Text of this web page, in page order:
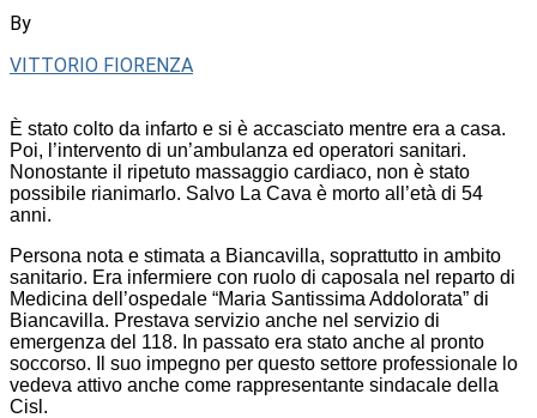
By
VITTORIO FIORENZA
È stato colto da infarto e si è accasciato mentre era a casa.
Poi, l’intervento di un’ambulanza ed operatori sanitari.
Nonostante il ripetuto massaggio cardiaco, non è stato
possibile rianimarlo. Salvo La Cava è morto all’età di 54
anni.
Persona nota e stimata a Biancavilla, soprattutto in ambito
sanitario. Era infermiere con ruolo di caposala nel reparto di
Medicina dell’ospedale “Maria Santissima Addolorata” di
Biancavilla. Prestava servizio anche nel servizio di
emergenza del 118. In passato era stato anche al pronto
soccorso. Il suo impegno per questo settore professionale lo
vedeva attivo anche come rappresentante sindacale della
Cisl.